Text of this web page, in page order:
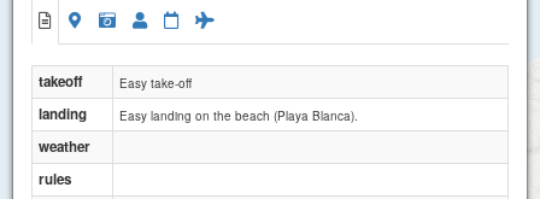
takeoff Easy take-off
landing Easy landing on the beach (Playa Blanca).
weather
rules